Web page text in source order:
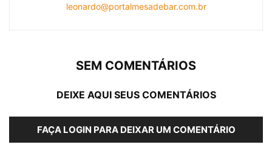
leonardo@portalmesadebar.com.br
SEM COMENTÁRIOS
DEIXE AQUI SEUS COMENTÁRIOS
FAÇA LOGIN PARA DEIXAR UM COMENTÁRIO